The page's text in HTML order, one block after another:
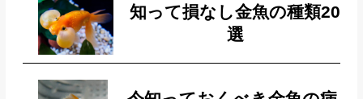
知って損なし金魚の種類20
選